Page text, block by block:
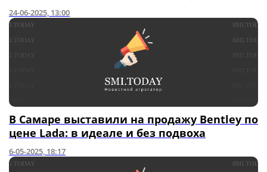
24-06-2025, 13:00
В Самаре выставили на продажу Bentley по
цене Lada: в идеале и без подвоха
6-05-2025, 18:17